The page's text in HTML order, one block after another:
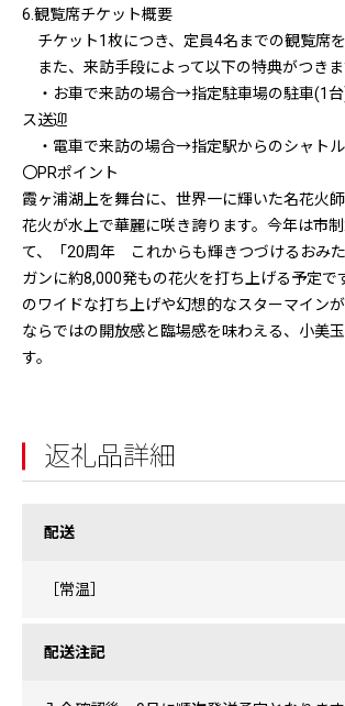
6.観覧席チケット概要
チケット1枚につき、定員4名までの観覧席を
また、来訪手段によって以下の特典がつきま
・お車で来訪の場合→指定駐車場の駐車(1
ス送迎
・電車で来訪の場合→指定駅からのシャト
〇PRポイント
霞ヶ浦湖上を舞台に、世界一に輝いた名花火
花火が水上で華麗に咲き誇ります。今年は市
て、「20周年 これからも輝きつづけるおみ
ガンに約8,000発もの花火を打ち上げる予定で
のワイドな打ち上げや幻想的なスターマイン
ならではの開放感と臨場感を味わえる、小美
す。
返礼品詳細
配送
［常温］
配送注記